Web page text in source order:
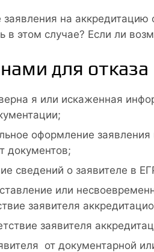
на аккредитацию
в этом случае? Если ли
для отказа
я или искаженная
оформление
документов;
сведений о заявителе в
или
заявителя
заявителя
от документарной